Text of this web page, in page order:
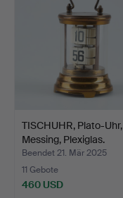
TISCHUHR, Plato-Uhr,
Messing, Plexiglas.
Beendet 21. Mär 2025
11 Gebote
460 USD